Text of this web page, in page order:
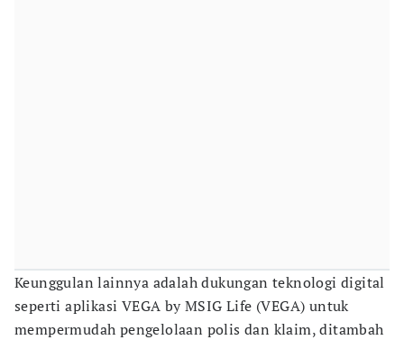
Keunggulan lainnya adalah dukungan teknologi digital
seperti aplikasi VEGA by MSIG Life (VEGA) untuk
mempermudah pengelolaan polis dan klaim, ditambah